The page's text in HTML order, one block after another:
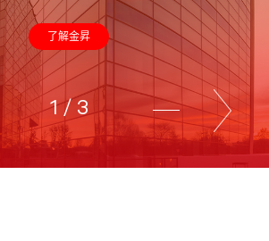
了解金昇
1/ 3